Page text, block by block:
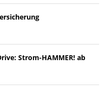
Strom-HAMMER! ab